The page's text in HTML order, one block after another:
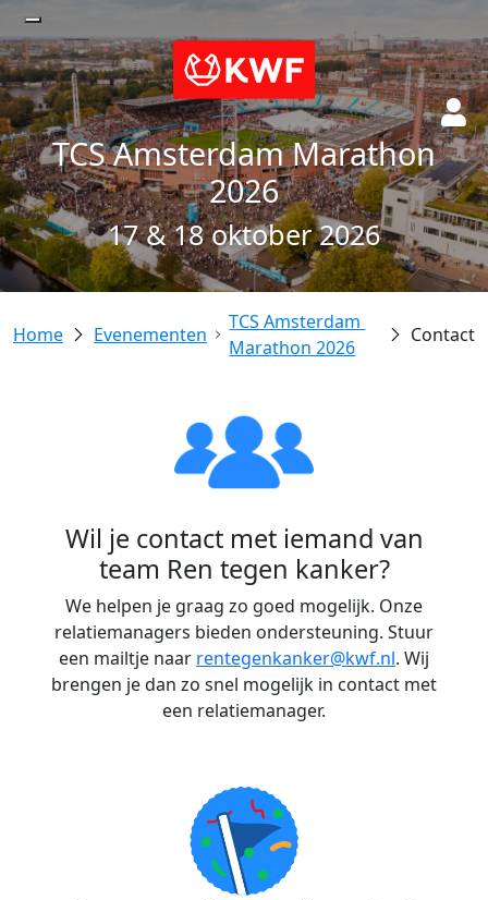
TCS Amsterdam Marathon
2026
17 & 18 oktober 2026
Evenementen
TCS Amsterdam
Marathon 2026
Contact
Wil je contact met iemand van
team Ren tegen kanker?
We helpen je graag zo goed mogelijk. Onze
relatiemanagers bieden ondersteuning. Stuur
een mailtje naar rentegenkanker@kwf.nl. Wij
brengen je dan zo snel mogelijk in contact met
een relatiemanager.